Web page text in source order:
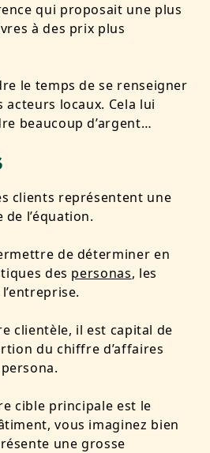
qui proposait une plus
à des prix plus
le temps de se renseigner
locaux. Cela lui
beaucoup d’argent…
clients représentent une
l’équation.
de déterminer en
des personas, les
clientèle, il est capital de
du chiffre d’affaires
cible principale est le
vous imaginez bien
une grosse